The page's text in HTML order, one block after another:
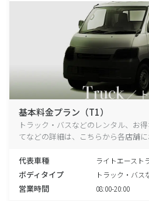
基本料金プラン（T1）
トラック・バスなどのレンタル、お
てなどの詳細は、こちらから各店舗に
代表車種 ライトエースト
ボディタイプ トラック・バス
営業時間 08:00-20:00